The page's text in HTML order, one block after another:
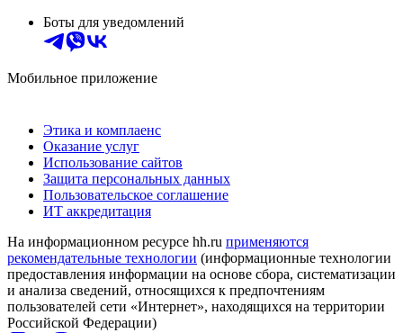
Боты для уведомлений
Мобильное приложение
Этика и комплаенс
Оказание услуг
Использование сайтов
Защита персональных данных
Пользовательское соглашение
ИТ аккредитация
На информационном ресурсе hh.ru применяются
рекомендательные технологии (информационные технологии
предоставления информации на основе сбора, систематизации
и анализа сведений, относящихся к предпочтениям
пользователей сети «Интернет», находящихся на территории
Российской Федерации)